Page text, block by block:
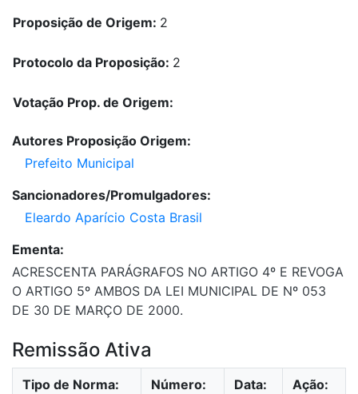
Proposição de Origem: 2
Protocolo da Proposição: 2
Votação Prop. de Origem:
Autores Proposição Origem:
Prefeito Municipal
Sancionadores/Promulgadores:
Eleardo Aparício Costa Brasil
Ementa:
ACRESCENTA PARÁGRAFOS NO ARTIGO 4º E REVOGA
O ARTIGO 5º AMBOS DA LEI MUNICIPAL DE Nº 053
DE 30 DE MARÇO DE 2000.
Remissão Ativa
Tipo de Norma: Número: Data: Ação: